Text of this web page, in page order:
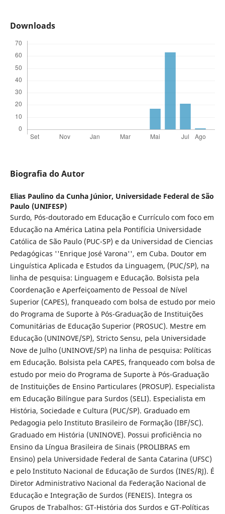
Downloads
Biografia do Autor
Elias Paulino da Cunha Júnior, Universidade Federal de São
Paulo (UNIFESP)
Surdo, Pós-doutorado em Educação e Currículo com foco em
Educação na América Latina pela Pontifícia Universidade
Católica de São Paulo (PUC-SP) e da Universidad de Ciencias
Pedagógicas ''Enrique José Varona'', em Cuba. Doutor em
Linguística Aplicada e Estudos da Linguagem, (PUC/SP), na
linha de pesquisa: Linguagem e Educação. Bolsista pela
Coordenação e Aperfeiçoamento de Pessoal de Nível
Superior (CAPES), franqueado com bolsa de estudo por meio
do Programa de Suporte à Pós-Graduação de Instituições
Comunitárias de Educação Superior (PROSUC). Mestre em
Educação (UNINOVE/SP), Stricto Sensu, pela Universidade
Nove de Julho (UNINOVE/SP) na linha de pesquisa: Políticas
em Educação. Bolsista pela CAPES, franqueado com bolsa de
estudo por meio do Programa de Suporte à Pós-Graduação
de Instituições de Ensino Particulares (PROSUP). Especialista
em Educação Bilíngue para Surdos (SELI). Especialista em
História, Sociedade e Cultura (PUC/SP). Graduado em
Pedagogia pelo Instituto Brasileiro de Formação (IBF/SC).
Graduado em História (UNINOVE). Possui proficiência no
Ensino da Língua Brasileira de Sinais (PROLIBRAS em
Ensino) pela Universidade Federal de Santa Catarina (UFSC)
e pelo Instituto Nacional de Educação de Surdos (INES/RJ). É
Diretor Administrativo Nacional da Federação Nacional de
Educação e Integração de Surdos (FENEIS). Integra os
Grupos de Trabalhos: GT-História dos Surdos e GT-Políticas